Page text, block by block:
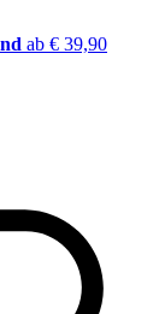
ab € 39,90